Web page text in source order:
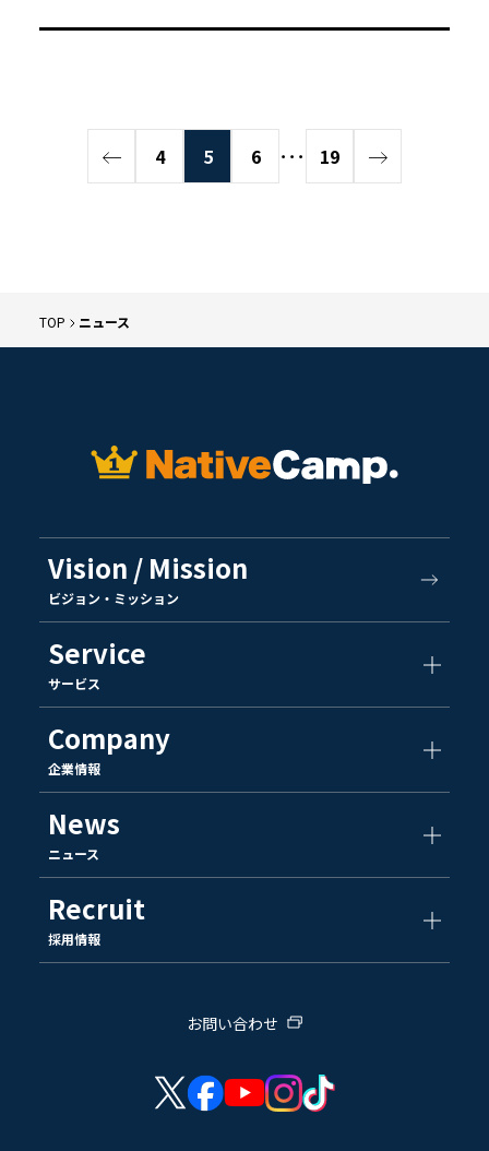
4 5 6 ･･･ 19
TOP ニュース
Vision / Mission
ビジョン・ミッション
Service
サービス
Company
企業情報
News
ニュース
Recruit
採用情報
お問い合わせ